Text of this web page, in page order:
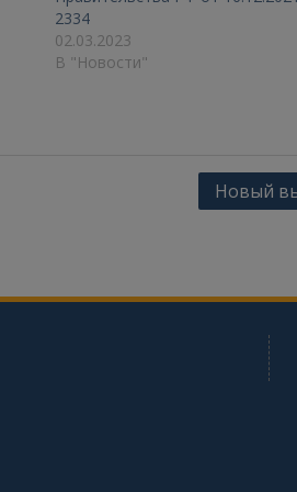
2334
02.03.2023
В "Новости"
Новый